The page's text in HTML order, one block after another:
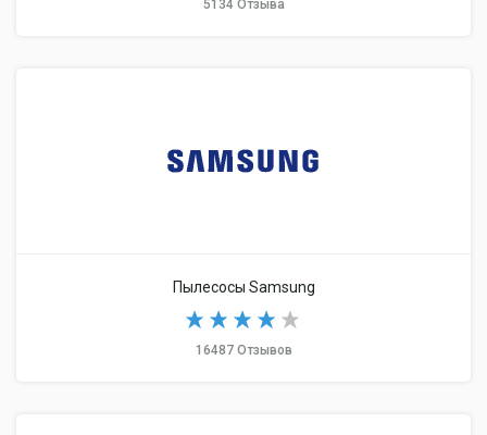
5134 Отзыва
Пылесосы Samsung
16487 Отзывов